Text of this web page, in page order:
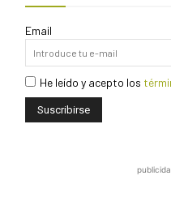
Email
He leído y acepto los